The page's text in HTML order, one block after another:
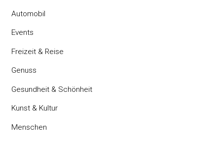
Automobil
Events
Freizeit & Reise
Genuss
Gesundheit & Schönheit
Kunst & Kultur
Menschen